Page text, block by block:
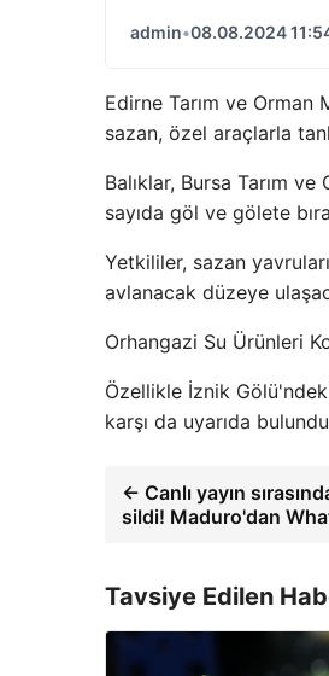
admin•08.08.2024
Edirne Tarım ve
sazan, özel araçlarla
Balıklar, Bursa Tarım
sayıda göl ve gölete
Yetkililer, sazan
avlanacak düzeye
Orhangazi Su Ürünleri
Özellikle İznik
karşı da uyarıda
← Canlı yayın
sildi! Maduro'dan
Tavsiye Edilen